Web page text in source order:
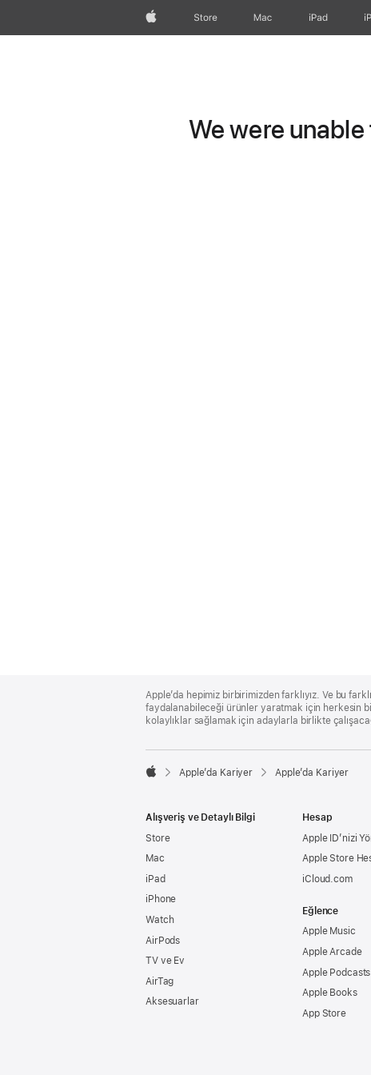
wzlhp Store Mac iPad
We were
Footer
Apple’da hepimiz birbirimizden farklıyız. Ve bu
faydalanabileceği ürünler yaratmak için herkesin
kolaylıklar sağlamak için adaylarla birlikte

Apple’da Kariyer Apple’da Kariyer
Alışveriş ve Detaylı Bilgi
Store
Mac
iPad
iPhone
Watch
AirPods
TV ve Ev
AirTag
Aksesuarlar
Hesap
Apple ID’nizi
Apple Store
iCloud.com
Eğlence
Apple Music
Apple Arcade
Apple Podcasts
Apple Books
App Store